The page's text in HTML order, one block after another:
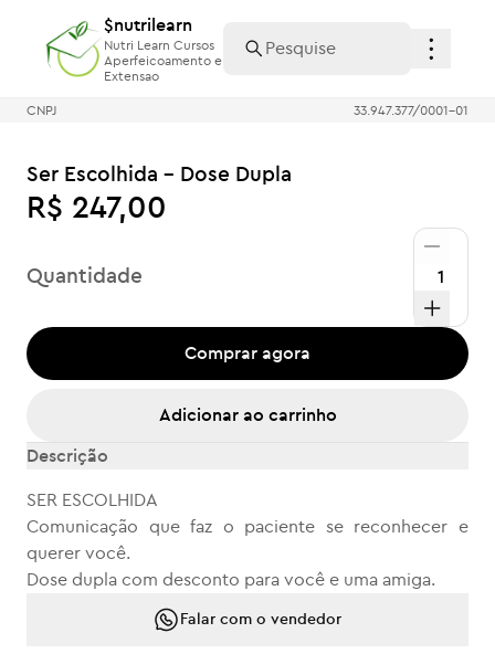
$nutrilearn
Nutri Learn Cursos
Aperfeicoamento e
Extensao
$nutrilearn
Nutri Learn Cursos
Aperfeicoamento e
Extensao
CNPJ 33.947.377/0001-01
Ser Escolhida - Dose Dupla
R$ 247,00
Quantidade
Comprar agora
Adicionar ao carrinho
Descrição
SER ESCOLHIDA
Comunicação que faz o paciente se reconhecer e
querer você.
Dose dupla com desconto para você e uma amiga.
Falar com o vendedor